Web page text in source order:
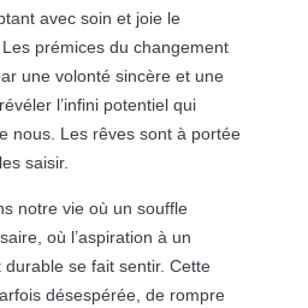
avec soin et joie le
prémices du changement
une volonté sincère et une
l’infini potentiel qui
nous. Les rêves sont à portée
saisir.
notre vie où un souffle
où l’aspiration à un
se fait sentir. Cette
désespérée, de rompre